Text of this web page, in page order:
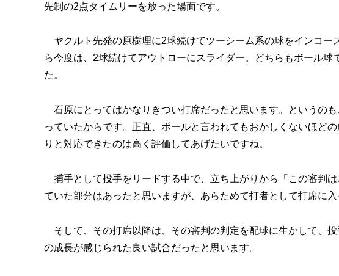
先制の2点タイムリーを放った場面です。
ヤクルト先発の原樹理に2球続けてツーシーム系の球をインコー
ら今度は、2球続けてアウトローにスライダー。どちらもボール
た。
石原にとってはかなりきつい打席だったと思います。というの
っていたからです。正直、ボールと言われてもおかしくないほど
りと対応できたのは高く評価してあげたいですね。
捕手として投手をリードする中で、立ち上がりから「この審判
ていた部分はあったと思いますが、あらためて打者として打席に
そして、その打席以降は、その審判の判定を配球に生かして、
の成長が感じられた良い試合だったと思います。